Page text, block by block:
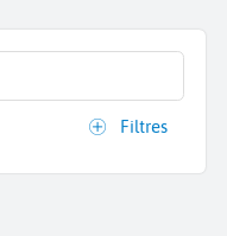
Filtres